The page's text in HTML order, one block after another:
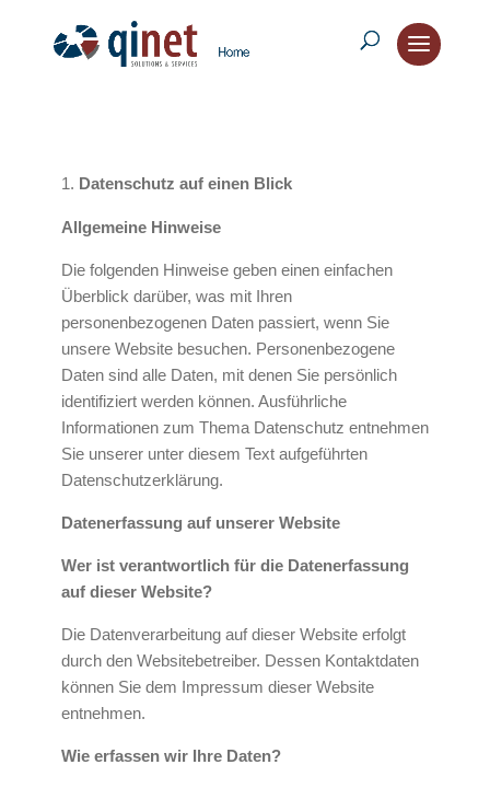
Datenschutz auf einen Blick
Allgemeine Hinweise
Die folgenden Hinweise geben einen einfachen
Überblick darüber, was mit Ihren
personenbezogenen Daten passiert, wenn Sie
unsere Website besuchen. Personenbezogene
Daten sind alle Daten, mit denen Sie persönlich
identifiziert werden können. Ausführliche
Informationen zum Thema Datenschutz entnehmen
Sie unserer unter diesem Text aufgeführten
Datenschutzerklärung.
Datenerfassung auf unserer Website
Wer ist verantwortlich für die Datenerfassung
auf dieser Website?
Die Datenverarbeitung auf dieser Website erfolgt
durch den Websitebetreiber. Dessen Kontaktdaten
können Sie dem Impressum dieser Website
entnehmen.
Wie erfassen wir Ihre Daten?